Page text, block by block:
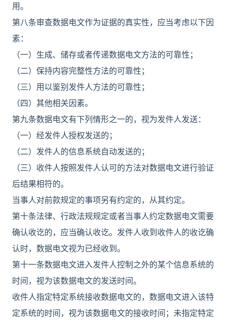
用。
第八条审查数据电文作为证据的真实性，应当考虑以下因
素：
（一）生成、储存或者传递数据电文方法的可靠性；
（二）保持内容完整性方法的可靠性；
（三）用以鉴别发件人方法的可靠性；
（四）其他相关因素。
第九条数据电文有下列情形之一的，视为发件人发送：
（一）经发件人授权发送的；
（二）发件人的信息系统自动发送的；
（三）收件人按照发件人认可的方法对数据电文进行验证
后结果相符的。
当事人对前款规定的事项另有约定的，从其约定。
第十条法律、行政法规规定或者当事人约定数据电文需要
确认收讫的，应当确认收讫。发件人收到收件人的收讫确
认时，数据电文视为已经收到。
第十一条数据电文进入发件人控制之外的某个信息系统的
时间，视为该数据电文的发送时间。
收件人指定特定系统接收数据电文的，数据电文进入该特
定系统的时间，视为该数据电文的接收时间；未指定特定